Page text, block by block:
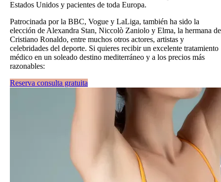
Estados Unidos y pacientes de toda Europa.
Patrocinada por la BBC, Vogue y LaLiga, también ha sido la
elección de Alexandra Stan, Niccolò Zaniolo y Elma, la hermana de
Cristiano Ronaldo, entre muchos otros actores, artistas y
celebridades del deporte. Si quieres recibir un excelente tratamiento
médico en un soleado destino mediterráneo y a los precios más
razonables:
Reserva consulta gratuita